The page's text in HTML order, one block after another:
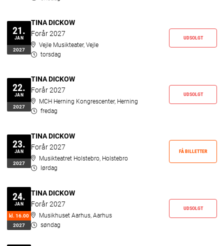
21.
JAN
2027
TINA DICKOW
Forår 2027
Vejle Musikteater, Vejle
torsdag
UDSOLGT
22.
JAN
2027
TINA DICKOW
Forår 2027
MCH Herning Kongrescenter, Herning
fredag
UDSOLGT
23.
JAN
2027
TINA DICKOW
Forår 2027
Musikteatret Holstebro, Holstebro
lørdag
FÅ BILLETTER
24.
JAN
kl. 1­6.00
2027
TINA DICKOW
Forår 2027
Musikhuset Aarhus, Aarhus
søndag
UDSOLGT